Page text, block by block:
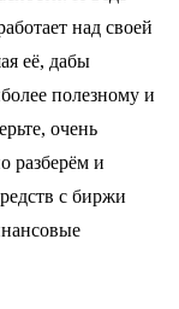
над своей
её, дабы
полезному и
очень
разберём и
с биржи